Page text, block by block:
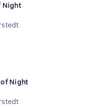
Night
0 на основе 0 оценок
of Night